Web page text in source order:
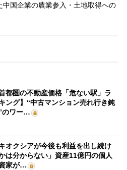
国企業の農業参入・土地取得への
首都圏の不動産価格「危ない駅」ラ
ング】“中古マンション売れ行き鈍
のワー…
キオクシアが今後も利益を出し続け
は分からない」資産11億円の個人
家が…